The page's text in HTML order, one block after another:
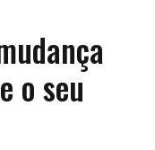
o seu